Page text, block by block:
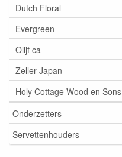
Dutch Floral
Evergreen
Olijf ca
Zeller Japan
Holy Cottage Wood en Sons
Onderzetters
Servettenhouders